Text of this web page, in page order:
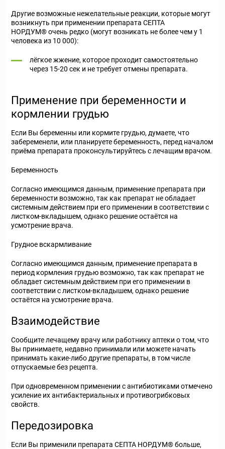
Другие возможные нежелательные реакции, которые могут
возникнуть при применении препарата СЕПТА
НОРДУМ® очень редко (могут возникать не более чем у 1
человека из 10 000):
лёгкое жжение, которое проходит самостоятельно
через 15-20 сек и не требует отмены препарата.
Применение при беременности и
кормлении грудью
Если Вы беременны или кормите грудью, думаете, что
забеременели, или планируете беременность, перед началом
приёма препарата проконсультируйтесь с лечащим врачом.
Беременность
Согласно имеющимся данным, применение препарата при
беременности возможно, так как препарат не обладает
системным действием при его применении в соответствии с
листком-вкладышем, однако решение остаётся на
усмотрение врача.
Грудное вскармливание
Согласно имеющимся данным, применение препарата в
период кормления грудью возможно, так как препарат не
обладает системным действием при его применении в
соответствии с листком-вкладышем, однако решение
остаётся на усмотрение врача.
Взаимодействие
Сообщите лечащему врачу или работнику аптеки о том, что
Вы принимаете, недавно принимали или можете начать
принимать какие-либо другие препараты, в том числе
отпускаемые без рецепта.
При одновременном применении с антибиотиками отмечено
усиление их антибактериальных и противогрибковых
свойств.
Передозировка
Если Вы применили препарата СЕПТА НОРДУМ® больше,